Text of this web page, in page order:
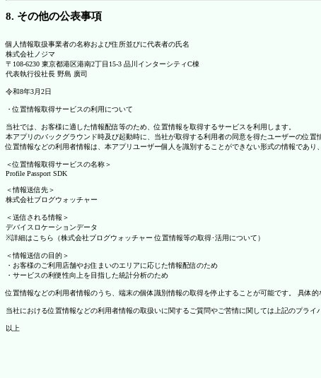
8. その他の公表事項
個人情報取扱事業者の名称および住所並びに代表者の氏名
株式会社ノジマ
〒108-6230 東京都港区港南2丁目15-3 品川インターシティC棟
代表執行役社長 野島 廣司
令和8年3月2日
・位置情報取得サービスの利用について
当社では、お客様に適した情報配信等のため、位置情報を取得するサービスを利用します。
本アプリのバックグラウンド時及び起動時に、当社が取得する利用者の同意を得たユーザーの位
位置情報などの利用者情報は、本アプリユーザー個人を識別することができない形式の情報であ
＜位置情報取得サービスの名称＞
Profile Passport SDK
＜情報送信先＞
株式会社ブログウォッチャー
＜送信される情報＞
デバイスロケーションデータ
※詳細はこちら（株式会社ブログウォッチャー 位置情報等の取得･活用について）
＜情報送信の目的＞
・お客様のご利用店舗やお住まいのエリアに応じた情報配信のため
・サービスの利便性向上を目指した統計分析のため
位置情報などの利用者情報のうち、端末の個体識別情報の取得を停止することが可能です。 具体
当社における位置情報などの利用者情報の取扱いに関するご質問やご苦情に関しては上記のプライ
以上